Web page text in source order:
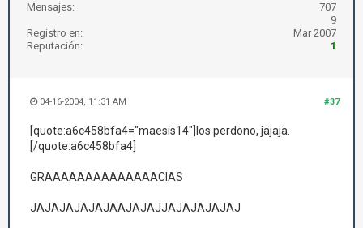
Mensajes:
707
9
Registro en:
Mar 2007
Reputación:
1
#37
04-16-2004, 11:31 AM
[quote:a6c458bfa4="maesis14"]los perdono, jajaja.
[/quote:a6c458bfa4]
GRAAAAAAAAAAAAAACIAS
JAJAJAJAJAJAAJAJAJJAJAJAJAJAJ